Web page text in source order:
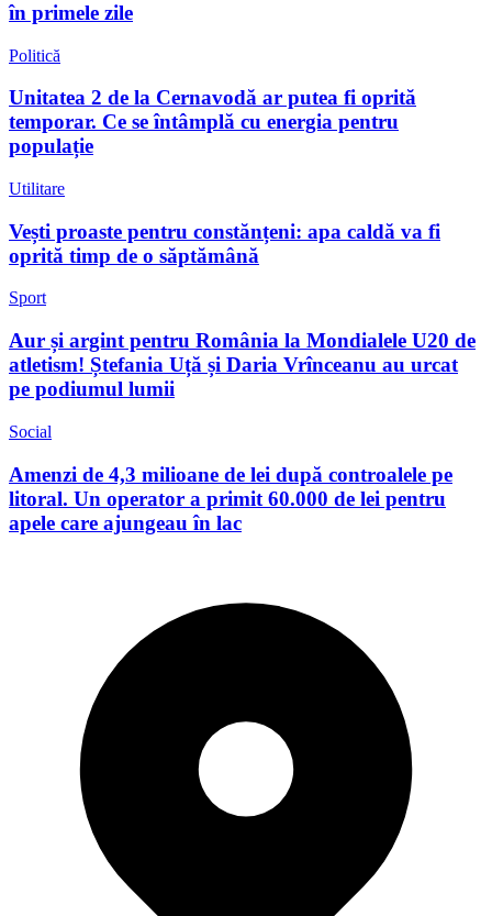
în primele zile
Politică
Unitatea 2 de la Cernavodă ar putea fi oprită
temporar. Ce se întâmplă cu energia pentru
populație
Utilitare
Vești proaste pentru constănțeni: apa caldă va fi
oprită timp de o săptămână
Sport
Aur și argint pentru România la Mondialele U20 de
atletism! Ștefania Uță și Daria Vrînceanu au urcat
pe podiumul lumii
Social
Amenzi de 4,3 milioane de lei după controalele pe
litoral. Un operator a primit 60.000 de lei pentru
apele care ajungeau în lac